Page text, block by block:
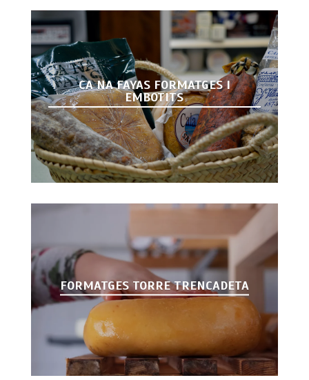
CA NA FAYAS FORMATGES I
EMBOTITS
FORMATGES TORRE TRENCADETA